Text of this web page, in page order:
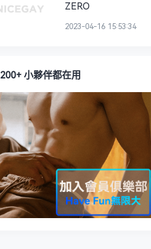
ZERO
2023-04-16 15:53:34
200+ 小夥伴都在用